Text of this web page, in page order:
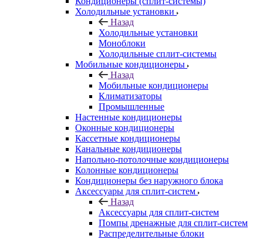
Холодильные установки
Назад
Холодильные установки
Моноблоки
Холодильные сплит-системы
Мобильные кондиционеры
Назад
Мобильные кондиционеры
Климатизаторы
Промышленные
Настенные кондиционеры
Оконные кондиционеры
Кассетные кондиционеры
Канальные кондиционеры
Напольно-потолочные кондиционеры
Колонные кондиционеры
Кондиционеры без наружного блока
Аксессуары для сплит-систем
Назад
Аксессуары для сплит-систем
Помпы дренажные для сплит-систем
Распределительные блоки